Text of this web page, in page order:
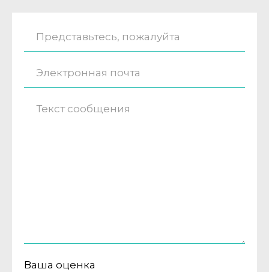
Ваша оценка